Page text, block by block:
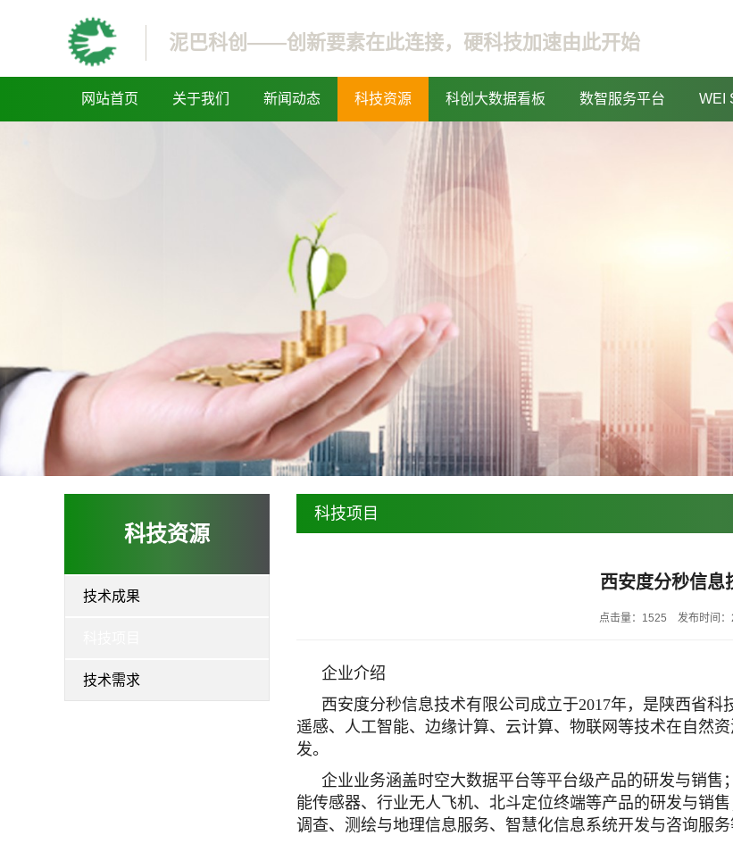
泥巴科创——创新要素在此连接，硬科技加速由此开始
网站首页 关于我们 新闻动态 科技资源 科创大数据看板 数智服务平台 WEI
科技资源
技术成果
技术需求
科技项目
西安度分秒信息
点击量：1525 发布时间
企业介绍
西安度分秒信息技术有限公司成立于2017年，是陕西省
遥感、人工智能、边缘计算、云计算、物联网等技术在自然
发。
企业业务涵盖时空大数据平台等平台级产品的研发与销
能传感器、行业无人飞机、北斗定位终端等产品的研发与销
调查、测绘与地理信息服务、智慧化信息系统开发与咨询服务